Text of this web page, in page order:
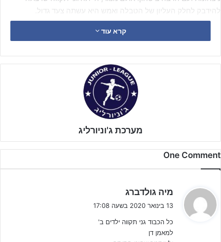
להידבק לחלק העליון של הטבלה ואמש היא עשתה צעד גדול.
כבר מהדקות הראשונות של המשחק אפשר היה לראות ולהרגיש שגני
קרא עוד
מערכת ג'וניורליג
One Comment
מיה גולדברג
ב
13 בינואר 2020 בשעה 17:08
כל הכבוד גני תקווה ילדים ב'
למאמן דן